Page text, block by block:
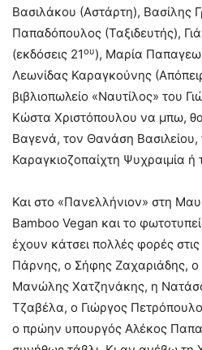
Βασιλάκου (Αστάρτη),
Παπαδόπουλος (Ταξιδευτής),
(εκδόσεις 21ου), Μαρία
Λεωνίδας Καραγκούνης
βιβλιοπωλείο «Ναυτίλος» του
Κώστα Χριστόπουλου να μπω,
Βαγενά, τον Θανάση Βασιλείου,
Καραγκιοζοπαίχτη Ψυχραιμία ή
Και στο «Πανελλήνιον» στη
Bamboo Vegan και το
έχουν κάτσει πολλές φορές
Πάρνης, ο Σήφης Ζαχαριάδης,
Μανώλης Χατζηνάκης, η
Τζαβέλα, ο Γιώργος
ο πρώην υπουργός Αλέκος